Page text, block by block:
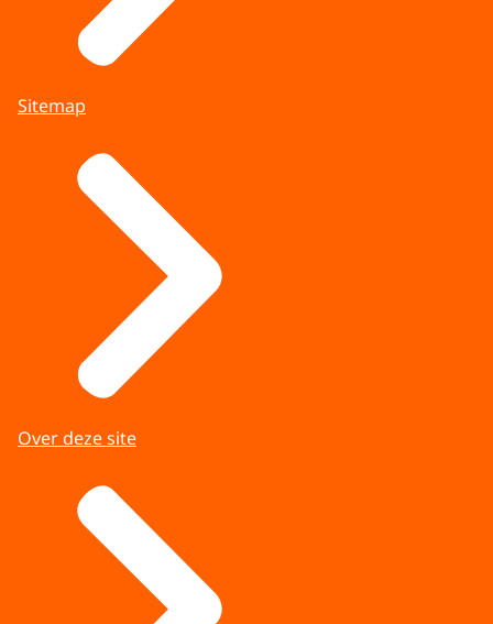
Sitemap
Over deze site